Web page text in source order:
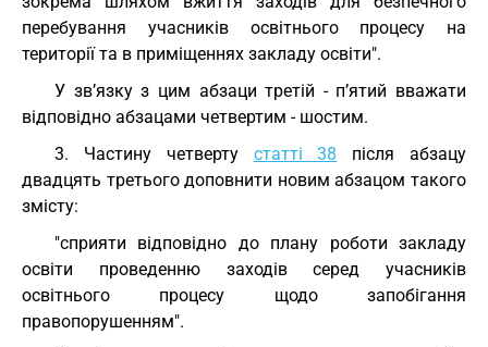
перебування учасників освітнього процесу на
території та в приміщеннях закладу освіти".
У зв’язку з цим абзаци третій - п’ятий вважати
відповідно абзацами четвертим - шостим.
3. Частину четверту статті 38 після абзацу
двадцять третього доповнити новим абзацом такого
змісту:
"сприяти відповідно до плану роботи закладу
освіти проведенню заходів серед учасників
освітнього процесу щодо запобігання
правопорушенням".